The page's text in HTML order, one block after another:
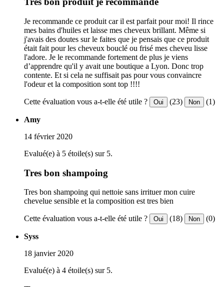
Je recommande ce produit car il est parfait pour moi! Il rince
mes bains d'huiles et laisse mes cheveux brillant. Même si
j'avais des doutes sur le faites que je pensais que ce produit
était fait pour les cheveux bouclé ou frisé mes cheveu lisse
l'adore. Je le recommande fortement de plus je viens
d’apprendre qu'il y avait une boutique a Lyon. Donc trop
contente. Et si cela ne suffisait pas pour vous convaincre
l'odeur et la composition sont top !!!!
Cette évaluation vous a-t-elle été utile ? Oui (23) Non (1)
Amy
14 février 2020
Evalué(e) à 5 étoile(s) sur 5.
Tres bon shampoing
Tres bon shampoing qui nettoie sans irrituer mon cuire
chevelue sensible et la composition est tres bien
Cette évaluation vous a-t-elle été utile ? Oui (18) Non (0)
Syss
18 janvier 2020
Evalué(e) à 4 étoile(s) sur 5.